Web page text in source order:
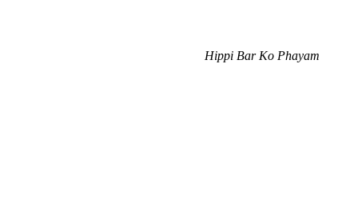
Hippi Bar Ko Phayam